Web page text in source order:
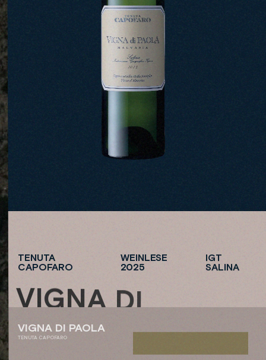
TENUTA
CAPOFARO
WEINLESE
2025
IGT
SALINA
VIGNA DI
PAOLA
VIGNA DI PAOLA
TENUTA CAPOFARO SHOP NOW